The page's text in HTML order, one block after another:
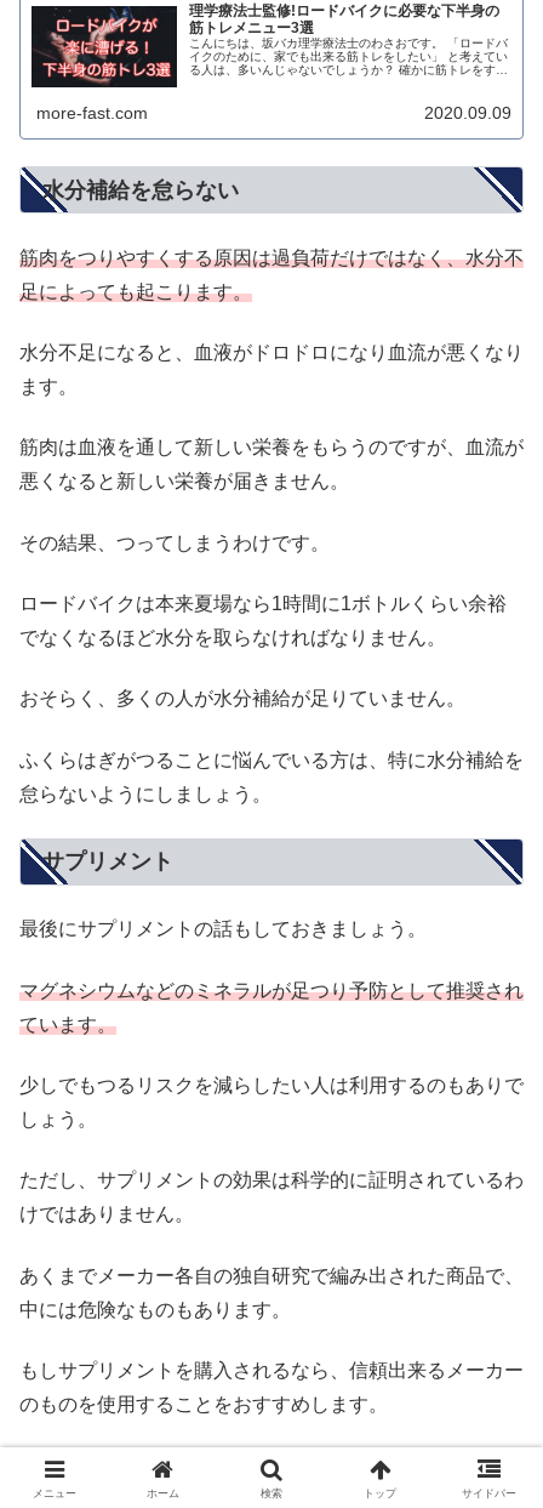
理学療法士監修!ロードバイクに必要な下半身の
筋トレメニュー3選
こんにちは、坂バカ理学療法士のわさおです。 「ロードバ
イクのために、家でも出来る筋トレをしたい」 と考えてい
る人は、多いんじゃないでしょうか？ 確かに筋トレをすれ
more-fast.com 2020.09.09
水分補給を怠らない
筋肉をつりやすくする原因は過負荷だけではなく、水分不
足によっても起こります。
水分不足になると、血液がドロドロになり血流が悪くなり
ます。
筋肉は血液を通して新しい栄養をもらうのですが、血流が
悪くなると新しい栄養が届きません。
その結果、つってしまうわけです。
ロードバイクは本来夏場なら1時間に1ボトルくらい余裕
でなくなるほど水分を取らなければなりません。
おそらく、多くの人が水分補給が足りていません。
ふくらはぎがつることに悩んでいる方は、特に水分補給を
怠らないようにしましょう。
サプリメント
最後にサプリメントの話もしておきましょう。
マグネシウムなどのミネラルが足つり予防として推奨され
ています。
少しでもつるリスクを減らしたい人は利用するのもありで
しょう。
ただし、サプリメントの効果は科学的に証明されているわ
けではありません。
あくまでメーカー各自の独自研究で編み出された商品で、
中には危険なものもあります。
もしサプリメントを購入されるなら、信頼出来るメーカー
のものを使用することをおすすめします。
スポンサーリンク
メニュー ホーム 検索 トップ サイドバー